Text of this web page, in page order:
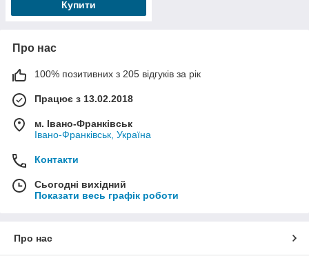
Купити
Про нас
100% позитивних з 205 відгуків за рік
Працює з 13.02.2018
м. Івано-Франківськ
Івано-Франківськ, Україна
Контакти
Сьогодні вихідний
Показати весь графік роботи
Про нас